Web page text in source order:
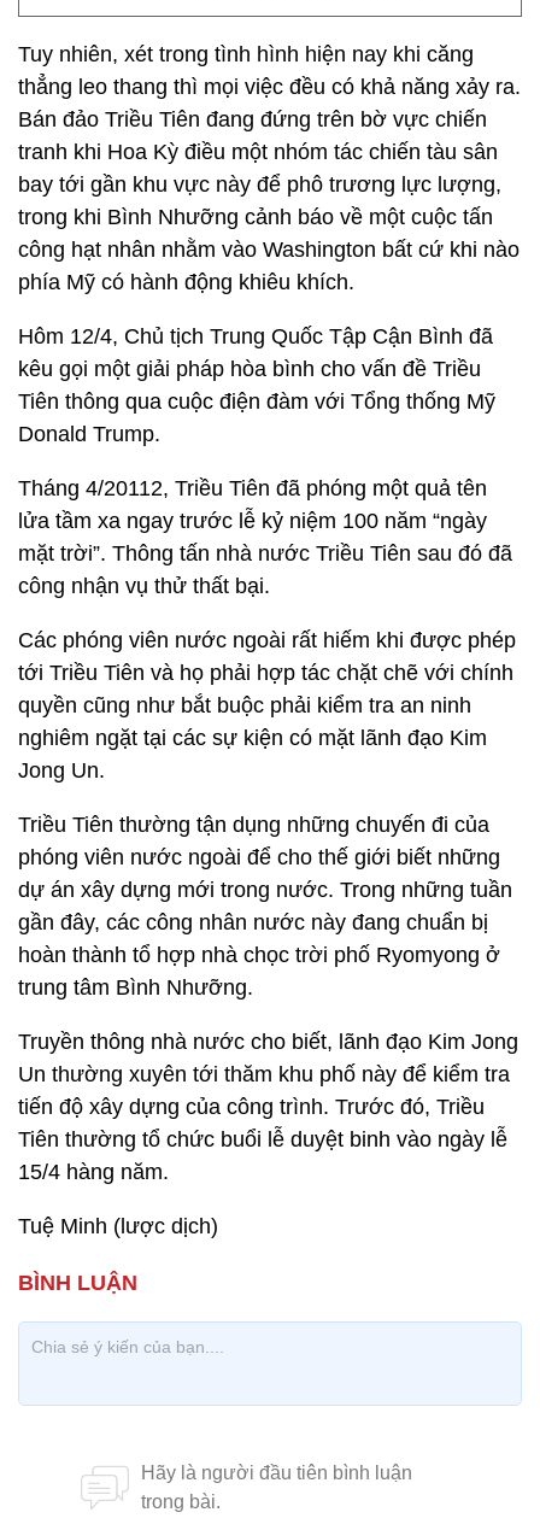
Tuy nhiên, xét trong tình hình hiện nay khi căng
thẳng leo thang thì mọi việc đều có khả năng xảy ra.
Bán đảo Triều Tiên đang đứng trên bờ vực chiến
tranh khi Hoa Kỳ điều một nhóm tác chiến tàu sân
bay tới gần khu vực này để phô trương lực lượng,
trong khi Bình Nhưỡng cảnh báo về một cuộc tấn
công hạt nhân nhằm vào Washington bất cứ khi nào
phía Mỹ có hành động khiêu khích.
Hôm 12/4, Chủ tịch Trung Quốc Tập Cận Bình đã
kêu gọi một giải pháp hòa bình cho vấn đề Triều
Tiên thông qua cuộc điện đàm với Tổng thống Mỹ
Donald Trump.
Tháng 4/20112, Triều Tiên đã phóng một quả tên
lửa tầm xa ngay trước lễ kỷ niệm 100 năm “ngày
mặt trời”. Thông tấn nhà nước Triều Tiên sau đó đã
công nhận vụ thử thất bại.
Các phóng viên nước ngoài rất hiếm khi được phép
tới Triều Tiên và họ phải hợp tác chặt chẽ với chính
quyền cũng như bắt buộc phải kiểm tra an ninh
nghiêm ngặt tại các sự kiện có mặt lãnh đạo Kim
Jong Un.
Triều Tiên thường tận dụng những chuyến đi của
phóng viên nước ngoài để cho thế giới biết những
dự án xây dựng mới trong nước. Trong những tuần
gần đây, các công nhân nước này đang chuẩn bị
hoàn thành tổ hợp nhà chọc trời phố Ryomyong ở
trung tâm Bình Nhưỡng.
Truyền thông nhà nước cho biết, lãnh đạo Kim Jong
Un thường xuyên tới thăm khu phố này để kiểm tra
tiến độ xây dựng của công trình. Trước đó, Triều
Tiên thường tổ chức buổi lễ duyệt binh vào ngày lễ
15/4 hàng năm.
Tuệ Minh (lược dịch)